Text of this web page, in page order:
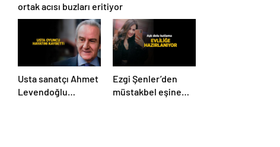
ortak acısı buzları eritiyor
Usta sanatçı Ahmet
Levendoğlu
Ezgi Şenler’den
müstakbel eşine